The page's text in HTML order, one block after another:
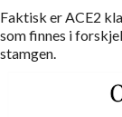
Faktisk er ACE2
som finnes i
stamgen.